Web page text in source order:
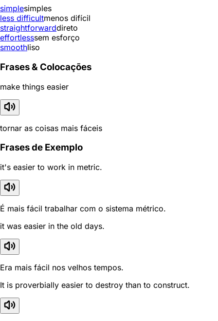
simplesimples
less difficultmenos difícil
straightforwarddireto
effortlesssem esforço
smoothliso
Frases & Colocações
make things easier
tornar as coisas mais fáceis
Frases de Exemplo
it's easier to work in metric.
É mais fácil trabalhar com o sistema métrico.
it was easier in the old days.
Era mais fácil nos velhos tempos.
It is proverbially easier to destroy than to construct.